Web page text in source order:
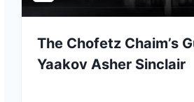
The Chofetz Chaim’s
Yaakov Asher Sinclair